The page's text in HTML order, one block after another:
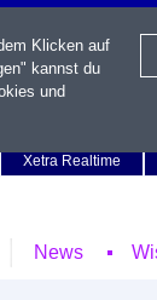
Xetra Realtime
News
Klicken auf
kannst du
und